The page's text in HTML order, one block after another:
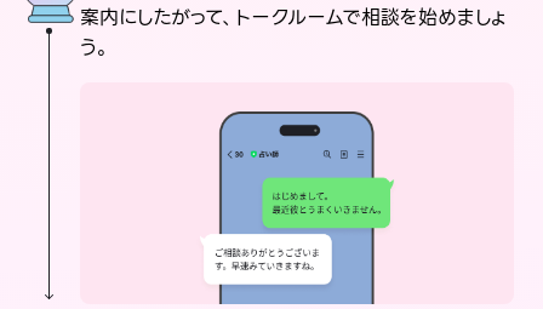
案内にしたがって、トークルームで相談を始めましょ
う。